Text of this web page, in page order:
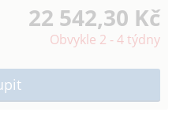
22 542,30 Kč
Obvykle 2 - 4 týdny